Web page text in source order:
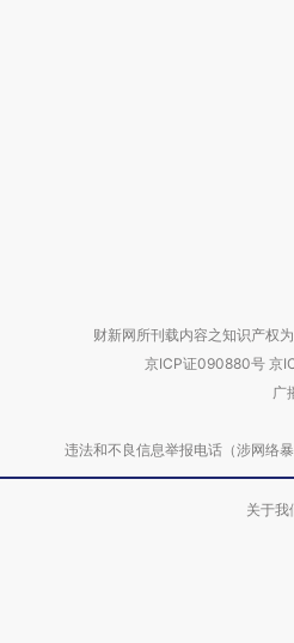
财新网所刊载内容之知识产权
京ICP证090880号 京
广
违法和不良信息举报电话（涉网
关于我